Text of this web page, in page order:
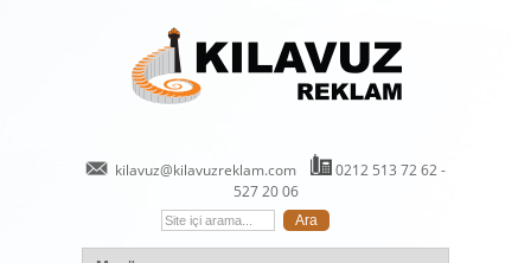
kilavuz@kilavuzreklam.com
0212 513 72 62 -
527 20 06